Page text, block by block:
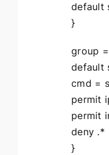
default
}
group
default
cmd =
permit
permit
deny .*
}